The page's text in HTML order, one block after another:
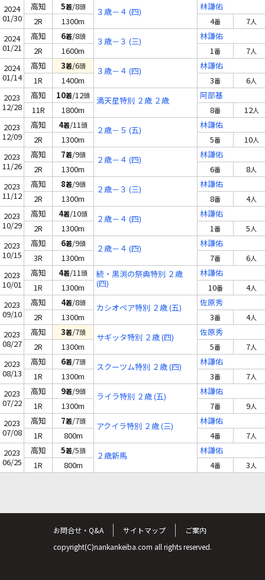
2024
01/30
高知 5着/8頭 ３歳－４ (四)
林謙佑
2R
1300m 4番 7人
2024
01/21
高知 6着/8頭 ３歳－３ (三)
林謙佑
2R
1600m 1番 7人
2024
01/14
高知 3着/6頭 ３歳－４ (四)
林謙佑
1R
1400m 3番 6人
2023
12/28
高知 10着/12頭 満天星特別 ２歳 ２歳
阿部基
11R
1800m 8番 12人
2023
12/09
高知 4着/11頭 ２歳－５ (五)
林謙佑
2R
1300m 5番 10人
2023
11/26
高知 7着/9頭 ２歳－４ (四)
林謙佑
2R
1300m 6番 8人
2023
11/12
高知 8着/9頭 ２歳－３ (三)
林謙佑
2R
1300m 8番 4人
2023
10/29
高知 4着/10頭 ２歳－４ (四)
林謙佑
2R
1300m 1番 5人
2023
10/15
高知 6着/9頭 ２歳－４ (四)
林謙佑
3R
1300m 7番 6人
2023
10/01
高知 4着/11頭
続・黒渕の祭典特別 ２歳
(四)
林謙佑
1R
1300m 10番 4人
2023
09/10
高知 4着/8頭 カシオペア特別 ２歳 (五)
佐原秀
2R
1300m 3番 4人
2023
08/27
高知 3着/7頭 サギッタ特別 ２歳 (四)
佐原秀
2R
1300m 5番 7人
2023
08/13
高知 6着/7頭 スクーツム特別 ２歳 (四)
林謙佑
1R
1300m 3番 7人
2023
07/22
高知 9着/9頭 ライラ特別 ２歳 (五)
林謙佑
1R
1300m 7番 9人
2023
07/08
高知 7着/7頭 アクイラ特別 ２歳 (三)
林謙佑
1R
800m 4番 7人
2023
06/25
高知 5着/5頭 ２歳新馬
林謙佑
1R
800m 4番 3人
お問合せ・Q&A サイトマップ
ご案内
copyright(C)nankankeiba.com all rights reserved.